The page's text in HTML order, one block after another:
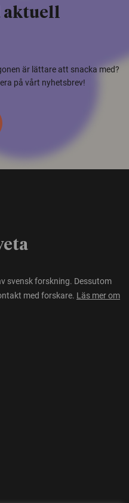
aktuell
är lättare att snacka med?
på vårt nyhetsbrev!
svensk forskning. Dessutom
med forskare. Läs mer om